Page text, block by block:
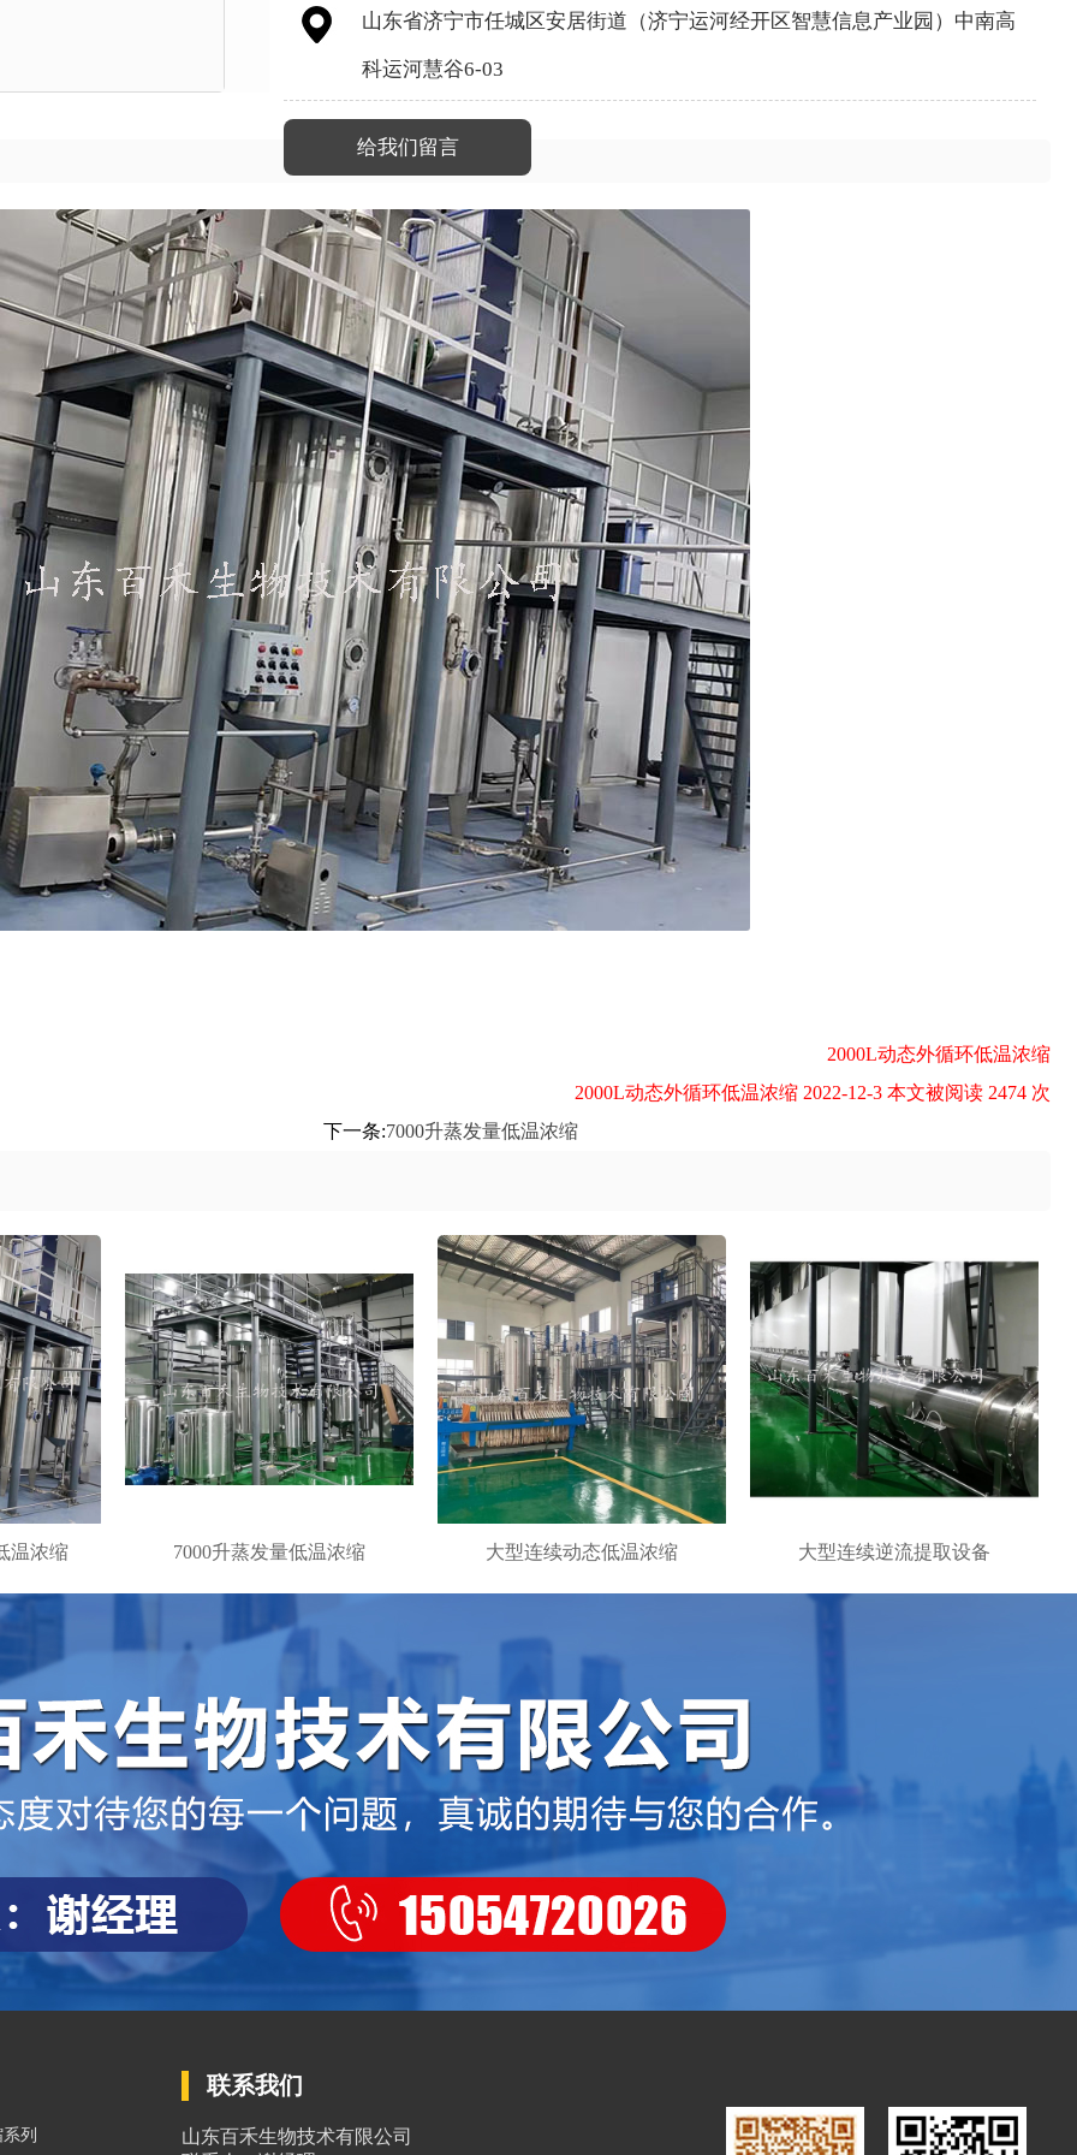
山东省济宁市任城区安居街道（济宁运河经开区智慧信息产业园）中南高
科运河慧谷6-03
给我们留言
2000L动态外循环低温浓缩
2000L动态外循环低温浓缩 2022-12-3 本文被阅读 2474 次
下一条:7000升蒸发量低温浓缩
温浓缩 7000升蒸发量低温浓缩 大型连续动态低温浓缩 大型连续逆流提取设备
列
联系我们
山东百禾生物技术有限公司